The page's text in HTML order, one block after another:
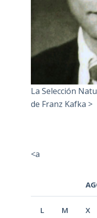
La Selección
de Franz Kafka >
<a
L M X